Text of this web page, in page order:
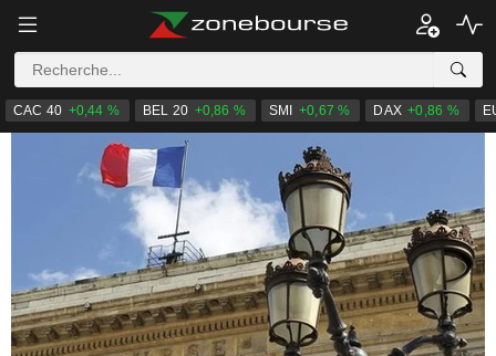
CAC 40 +0,44 % BEL 20 +0,86 % SMI +0,67 % DAX +0,86 %